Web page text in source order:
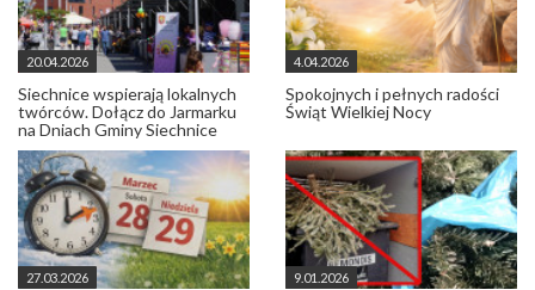
20.04.2026
Siechnice wspierają lokalnych
twórców. Dołącz do Jarmarku
na Dniach Gminy Siechnice
4.04.2026
Spokojnych i pełnych radości
Świąt Wielkiej Nocy
27.03.2026 9.01.2026